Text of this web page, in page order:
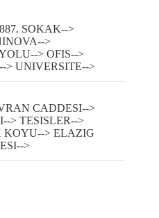
SOKAK-->
>
> OFIS-->
> UNIVERSITE-->
CADDESI-->
> TESISLER-->
KOYU--> ELAZIG
>